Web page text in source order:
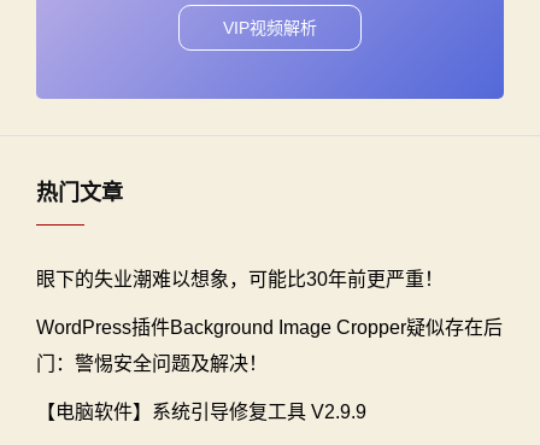
VIP视频解析
热门文章
眼下的失业潮难以想象，可能比30年前更严重！
WordPress插件Background Image Cropper疑似存在后
门：警惕安全问题及解决！
【电脑软件】系统引导修复工具 V2.9.9